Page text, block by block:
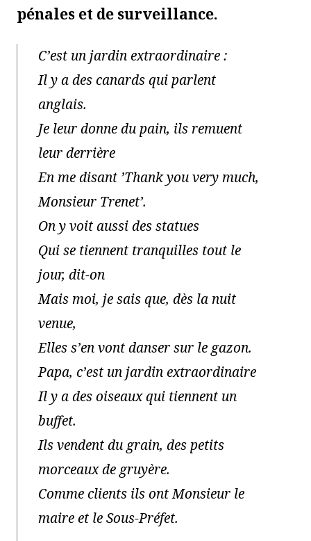
pénales et de surveillance.
C’est un jardin extraordinaire :
Il y a des canards qui parlent
anglais.
Je leur donne du pain, ils remuent
leur derrière
En me disant ’Thank you very much,
Monsieur Trenet’.
On y voit aussi des statues
Qui se tiennent tranquilles tout le
jour, dit-on
Mais moi, je sais que, dès la nuit
venue,
Elles s’en vont danser sur le gazon.
Papa, c’est un jardin extraordinaire
Il y a des oiseaux qui tiennent un
buffet.
Ils vendent du grain, des petits
morceaux de gruyère.
Comme clients ils ont Monsieur le
maire et le Sous-Préfet.